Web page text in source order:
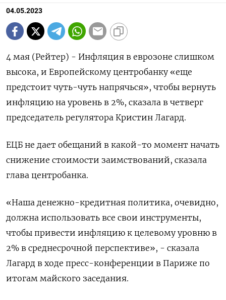
04.05.2023
4 мая (Рейтер) - Инфляция в еврозоне слишком
высока, и Европейскому центробанку «еще
предстоит чуть-чуть напрячься», чтобы вернуть
инфляцию на уровень в 2%, сказала в четверг
председатель регулятора Кристин Лагард.
ЕЦБ не дает обещаний в какой-то момент начать
снижение стоимости заимствований, сказала
глава центробанка.
«Наша денежно-кредитная политика, очевидно,
должна использовать все свои инструменты,
чтобы привести инфляцию к целевому уровню в
2% в среднесрочной перспективе», - сказала
Лагард в ходе пресс-конференции в Париже по
итогам майского заседания.